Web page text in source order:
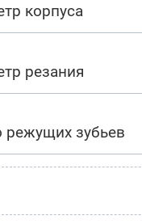
корпуса
резания
режущих зубьев